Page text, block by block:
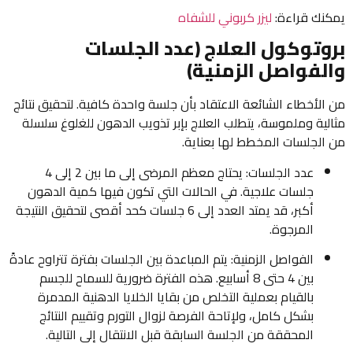
يمكنك قراءة:ليزر كربوني للشفاه
بروتوكول العلاج (عدد الجلسات
والفواصل الزمنية)
من الأخطاء الشائعة الاعتقاد بأن جلسة واحدة كافية. لتحقيق نتائج
مثالية وملموسة، يتطلب العلاج بإبر تذويب الدهون للغلوغ سلسلة
من الجلسات المخطط لها بعناية.
عدد الجلسات: يحتاج معظم المرضى إلى ما بين 2 إلى 4
جلسات علاجية. في الحالات التي تكون فيها كمية الدهون
أكبر، قد يمتد العدد إلى 6 جلسات كحد أقصى لتحقيق النتيجة
المرجوة.
الفواصل الزمنية: يتم المباعدة بين الجلسات بفترة تتراوح عادةً
بين 4 حتى 8 أسابيع. هذه الفترة ضرورية للسماح للجسم
بالقيام بعملية التخلص من بقايا الخلايا الدهنية المدمرة
بشكل كامل، ولإتاحة الفرصة لزوال التورم وتقييم النتائج
المحققة من الجلسة السابقة قبل الانتقال إلى التالية.